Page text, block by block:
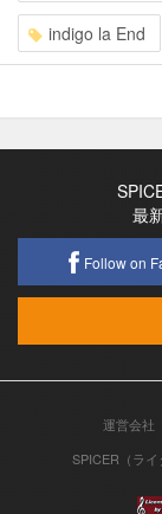
indigo la End
最
Follow on
運営会社
SPICER（ラ